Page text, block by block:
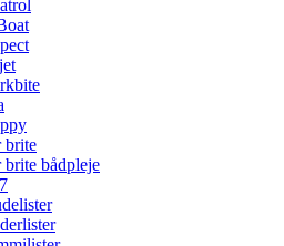
brite
brite bådpleje